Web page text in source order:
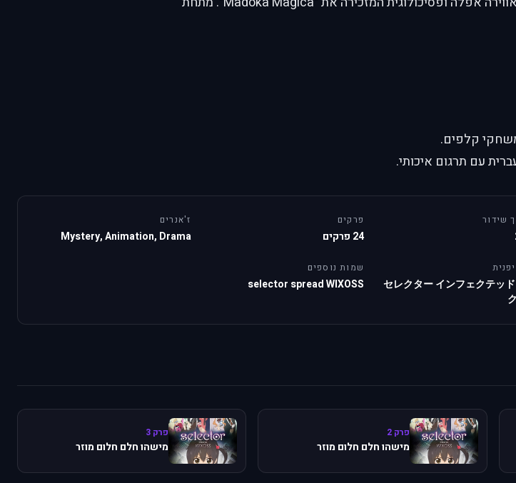
קלפים.
עם תרגום איכותי.
שידור פרקים
24 פרקים
ז'אנרים
Mystery, Animation, Drama
セレクター インフェクテッ
שמות נוספים
selector spread WIXOSS
פרק 2
מישהו חלם חלום מוזר
פרק 3
מישהו חלם חלום מוזר